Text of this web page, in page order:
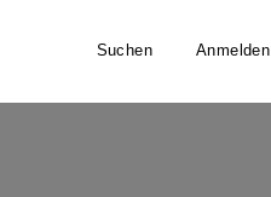
Suchen Anmelden